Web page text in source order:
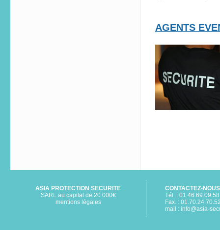
AGENTS
ASIA PROTECTION SECURITE
SARL au capital de 20 000€
mentions légales
CONTACTEZ-NOUS
Tél. : 01.46.69.09.58
Fax. :
mail : info@asia-